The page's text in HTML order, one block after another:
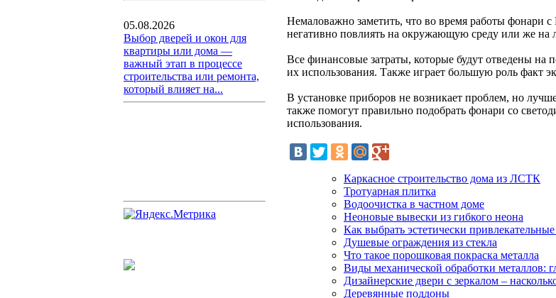
05.08.2026
Выбор дверей и окон для
квартиры или дома —
важный этап в процессе
строительства или ремонта,
который влияет на...
Немаловажно заметить, что во время работы фонари
негативно повлиять на окружающую среду или же на
Все финансовые затраты, которые будут отведены на
их использования. Также играет большую роль факт
В установке приборов не возникает проблем, но
также помогут правильно подобрать фонари со
использования.
Каркасное строительство дома из ЛСТК
Тротуарная плитка
Водоочистка в частном доме
Неоновые вывески из гибкого неона
Как выбрать эстетически
Душевые ограждения из стекла
Что такое порошковая покраска металла
Виды механической обработки металлов:
Дизайнерские двери с зеркалом –
Деревянные поддоны